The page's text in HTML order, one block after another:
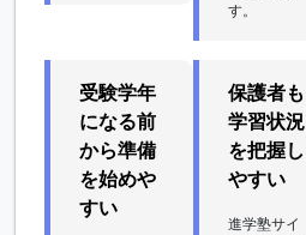
す。
受験学年
になる前
から準備
を始めや
すい
保護者も
学習状況
を把握し
やすい
進学塾サイ